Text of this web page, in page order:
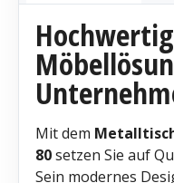
Mit dem
80setzen Sie auf
Sein modernes